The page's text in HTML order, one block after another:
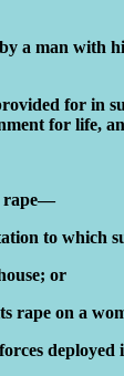
a man with
for in
for life,
rape—
to which
or
rape on a